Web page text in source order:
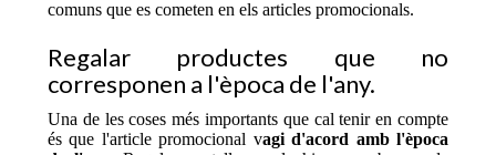
comuns que es cometen en els articles promocionals.
Regalar productes que no
corresponen a l'època de l'any.
Una de les coses més importants que cal tenir en compte
és que l'article promocional vagi d'acord amb l'època